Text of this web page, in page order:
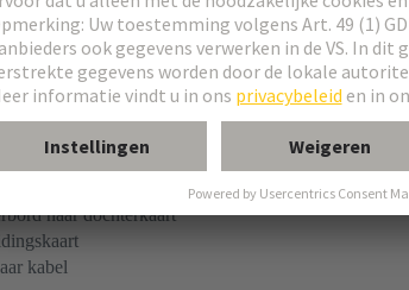
stroom van speciale contacten: zie datablad
met golfsoldering
naar dochterkaart
kabel